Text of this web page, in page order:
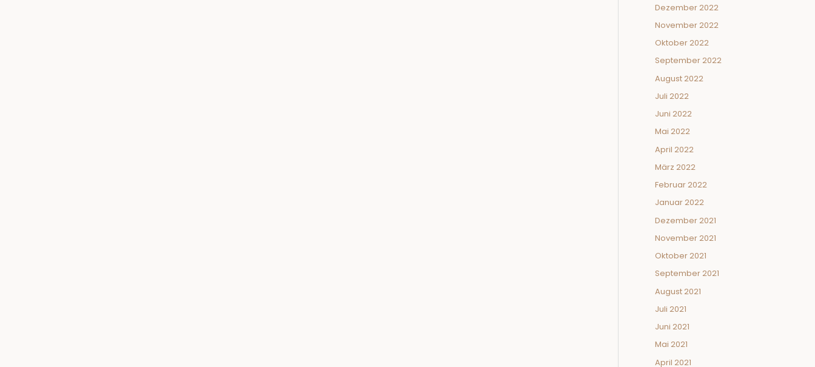
Dezember 2022
November 2022
Oktober 2022
September 2022
August 2022
Juli 2022
Juni 2022
Mai 2022
April 2022
März 2022
Februar 2022
Januar 2022
Dezember 2021
November 2021
Oktober 2021
September 2021
August 2021
Juli 2021
Juni 2021
Mai 2021
April 2021